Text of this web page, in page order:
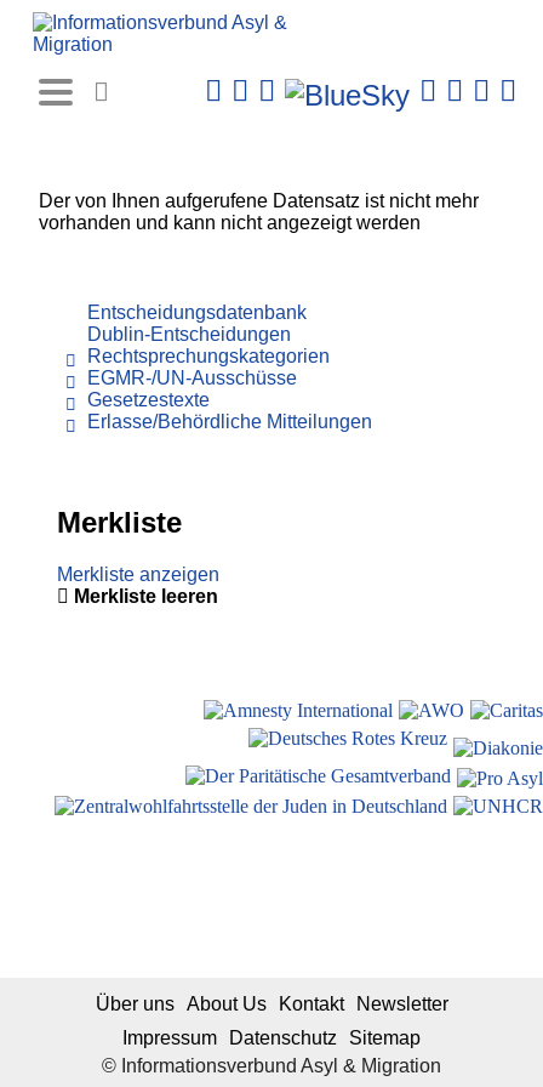
Der von Ihnen aufgerufene Datensatz ist nicht mehr
vorhanden und kann nicht angezeigt werden
Entscheidungsdatenbank
Dublin-Entscheidungen
Rechtsprechungskategorien
EGMR-/UN-Ausschüsse
Gesetzestexte
Erlasse/Behördliche Mitteilungen
Merkliste
Merkliste anzeigen
Merkliste leeren
© Informationsverbund Asyl & Migration
Über uns About Us Kontakt
Newsletter
Impressum
Datenschutz Sitemap